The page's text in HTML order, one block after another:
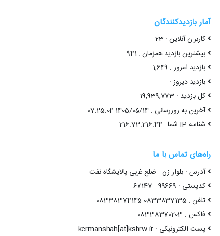
آمار بازدیدکنندگان
کاربران آنلاین : 23
بیشترین بازدید همزمان : 941
بازدید امروز : 1,649
بازدید دیروز :
کل بازدید : 19,939,773
آخرین به روزرسانی : 1405/05/14 07:25:04
شناسه IP شما : 216.73.216.44
راه‌های تماس با ما
آدرس : بلوار زن - ضلع غربی پالایشگاه نفت
کدپستی : 99669 - 67147
تلفن : 0833837135 08338374145
فاکس : 08338370203
پست الکترونیکی : kermanshah[at]kshrw.ir